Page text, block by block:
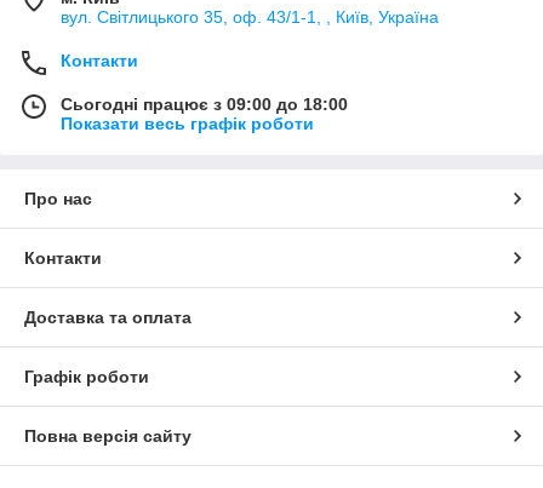
вул. Світлицького 35, оф. 43/1-1, , Київ, Україна
Контакти
Сьогодні працює з 09:00 до 18:00
Показати весь графік роботи
Про нас
Контакти
Доставка та оплата
Графік роботи
Повна версія сайту